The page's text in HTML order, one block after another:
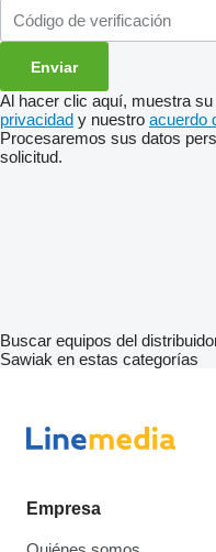
Al hacer clic aquí, muestra
privacidad y nuestro acuerdo
Procesaremos sus datos
solicitud.
Buscar equipos del
Sawiak en estas categorías
Empresa